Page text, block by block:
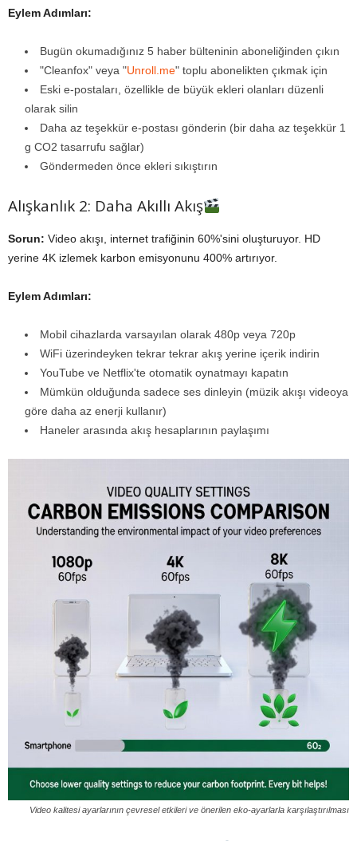
Eylem Adımları:
Bugün okumadığınız 5 haber bülteninin aboneliğinden çıkın
"Cleanfox" veya "Unroll.me" toplu abonelikten çıkmak için
Eski e-postaları, özellikle de büyük ekleri olanları düzenli
olarak silin
Daha az teşekkür e-postası gönderin (bir daha az teşekkür 1
g CO2 tasarrufu sağlar)
Göndermeden önce ekleri sıkıştırın
Alışkanlık 2: Daha Akıllı Akış
Sorun: Video akışı, internet trafiğinin 60%'sini oluşturuyor. HD
yerine 4K izlemek karbon emisyonunu 400% artırıyor.
Eylem Adımları:
Mobil cihazlarda varsayılan olarak 480p veya 720p
WiFi üzerindeyken tekrar tekrar akış yerine içerik indirin
YouTube ve Netflix'te otomatik oynatmayı kapatın
Mümkün olduğunda sadece ses dinleyin (müzik akışı videoya
göre daha az enerji kullanır)
Haneler arasında akış hesaplarının paylaşımı
Video kalitesi ayarlarının çevresel etkileri ve önerilen eko-ayarlarla karşılaştırılması